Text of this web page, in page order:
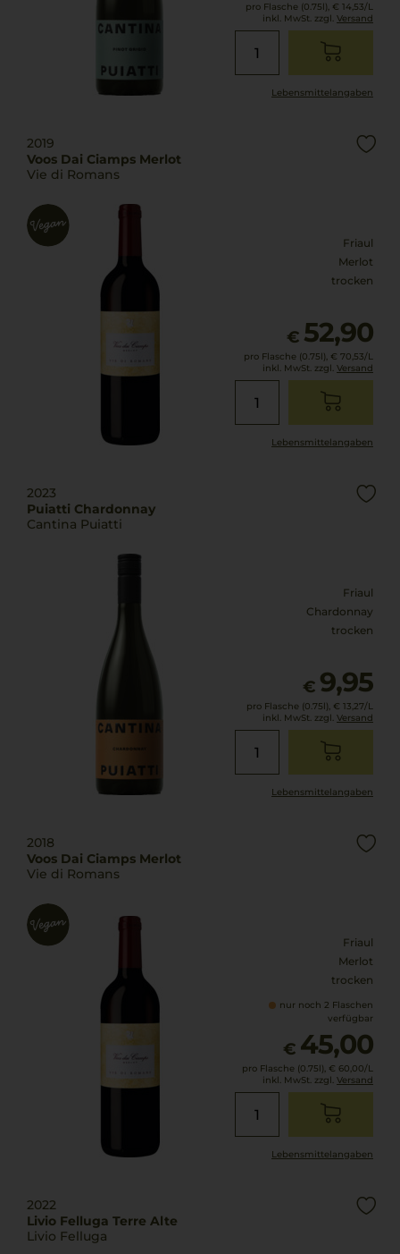
pro Flasche (0.75l), € 14,53/L
inkl. MwSt. zzgl. Versand
Lebensmittel­angaben
2019
Voos Dai Ciamps Merlot
Vie di Romans
Friaul
Merlot
trocken
€ 52,90
pro Flasche (0.75l), € 70,53/L
inkl. MwSt. zzgl. Versand
Lebensmittel­angaben
2023
Puiatti Chardonnay
Cantina Puiatti
Friaul
Chardonnay
trocken
€ 9,95
pro Flasche (0.75l), € 13,27/L
inkl. MwSt. zzgl. Versand
Lebensmittel­angaben
2018
Voos Dai Ciamps Merlot
Vie di Romans
Friaul
Merlot
trocken
nur noch 2 Flaschen
verfügbar
€ 45,00
pro Flasche (0.75l), € 60,00/L
inkl. MwSt. zzgl. Versand
Lebensmittel­angaben
2022
Livio Felluga Terre Alte
Livio Felluga